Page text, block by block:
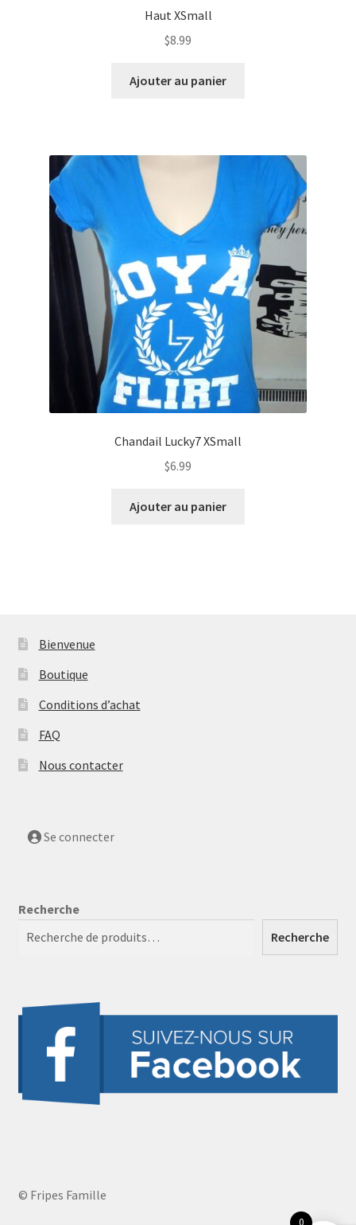
Haut XSmall
$8.99
Ajouter au panier
Chandail Lucky7 XSmall
$6.99
Ajouter au panier
Bienvenue
Boutique
Conditions d’achat
FAQ
Nous contacter
Se connecter
Recherche
Recherche
© Fripes Famille
0